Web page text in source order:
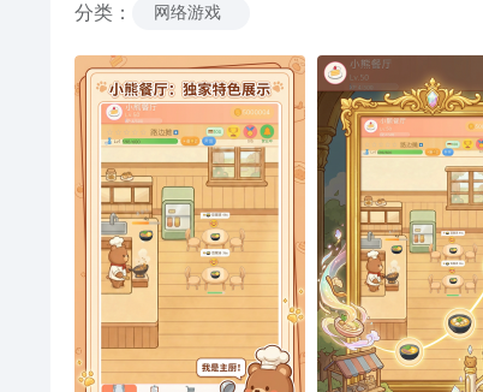
分类 ： 网络游戏